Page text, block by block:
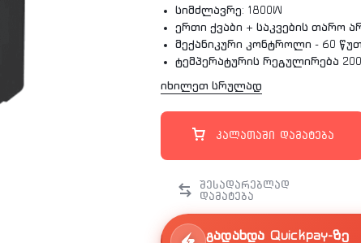
სიმძლავრე: 1800W
ერთი ქვაბი + საკვების თარო
მექანიკური კონტროლი - 60
ტემპერატურის რეგულირება
გარანტია: 2 წელი
იხილეთ სრულად
კალათაში დამატება
გადახდა Quickpay-ზე